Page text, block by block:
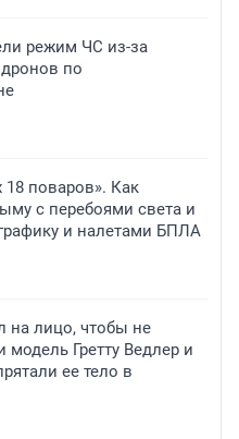
режим ЧС из-за
по
поваров». Как
с перебоями света и
и налетами БПЛА
на лицо, чтобы не
модель Гретту Ведлер и
ее тело в